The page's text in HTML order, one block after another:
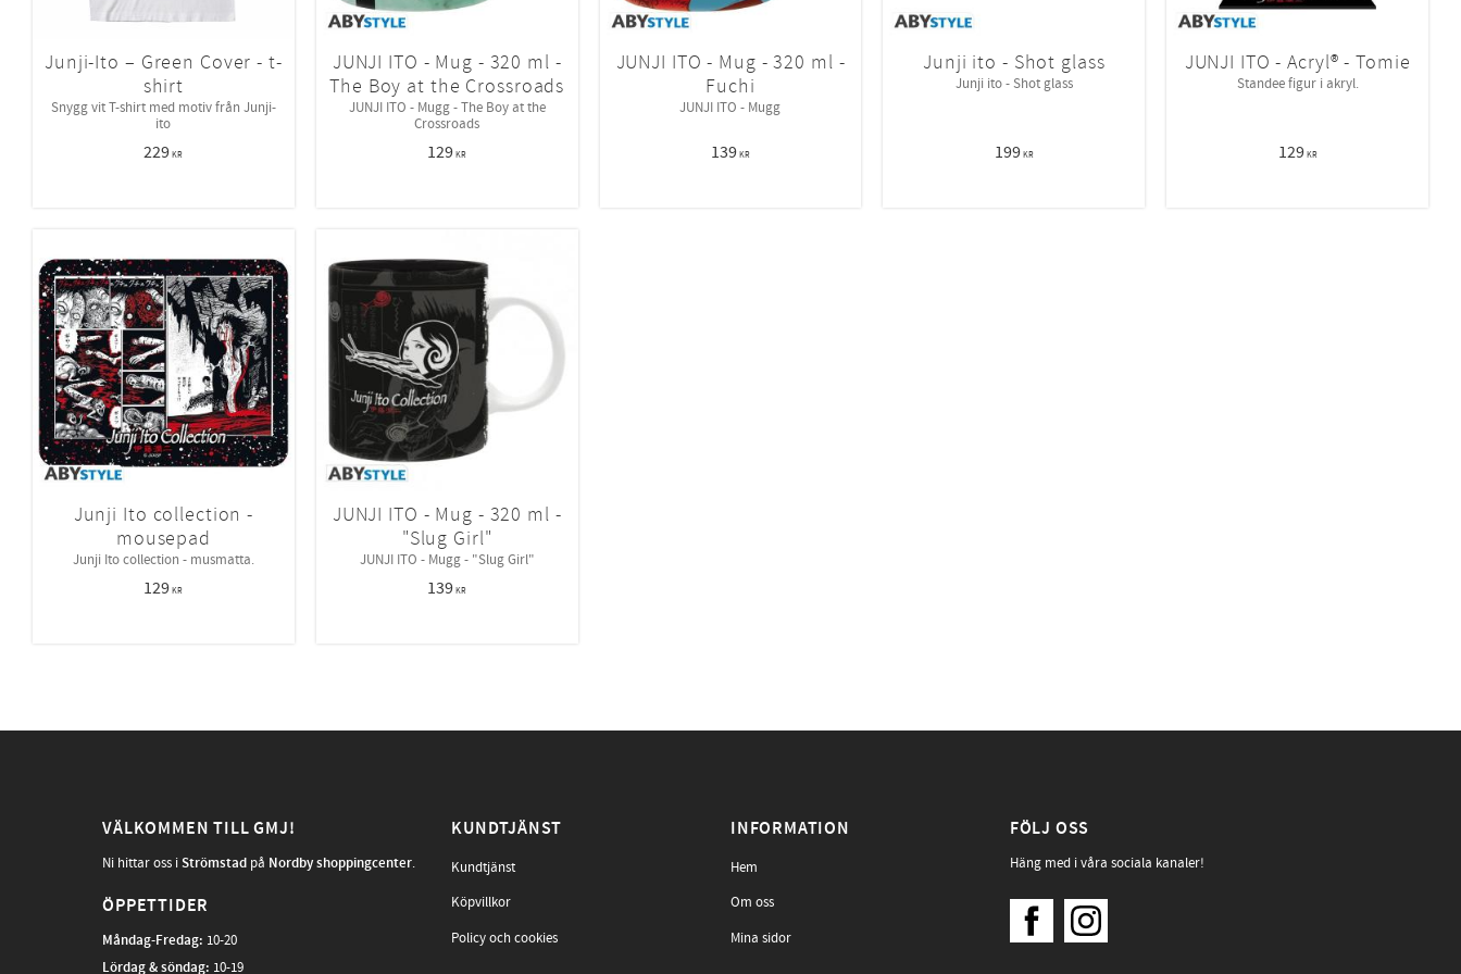
Junji-Ito – Green Cover - t-
shirt
Snygg vit T-shirt med motiv från Junji-
ito
229KR
JUNJI ITO - Mug - 320 ml -
The Boy at the Crossroads
JUNJI ITO - Mugg - The Boy at the
Crossroads
129KR
JUNJI ITO - Mug - 320 ml -
Fuchi
JUNJI ITO - Mugg
139KR
Junji ito - Shot glass
Junji ito - Shot glass
199KR
JUNJI ITO - Acryl® - Tomie
Standee figur i akryl.
129KR
Junji Ito collection -
mousepad
Junji Ito collection - musmatta.
129KR
JUNJI ITO - Mug - 320 ml -
"Slug Girl"
JUNJI ITO - Mugg - "Slug Girl"
139KR
VÄLKOMMEN TILL GMJ!
Ni hittar oss iStrömstad på Nordby shoppingcenter.
ÖPPETTIDER
Måndag-Fredag: 10-20
Lördag & söndag: 10-19
KUNDTJÄNST
Kundtjänst
Köpvillkor
Policy och cookies
INFORMATION
Hem
Om oss
Mina sidor
FÖLJ OSS
Häng med i våra sociala kanaler!